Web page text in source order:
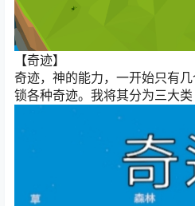
【奇迹】
奇迹，神的能力，一开始只有
锁各种奇迹。我将其分为三大类